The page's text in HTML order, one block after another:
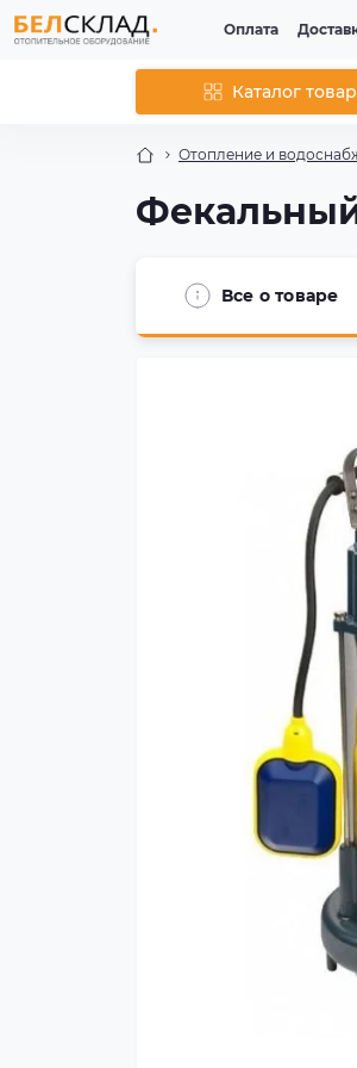
Оплата
Каталог
Отопление и
Фекальный
Все о товаре